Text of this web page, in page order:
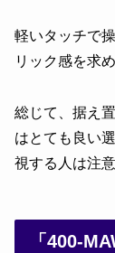
軽いタッチで
リック感を求
総じて、据え
はとても良い
視する人は注
「400-